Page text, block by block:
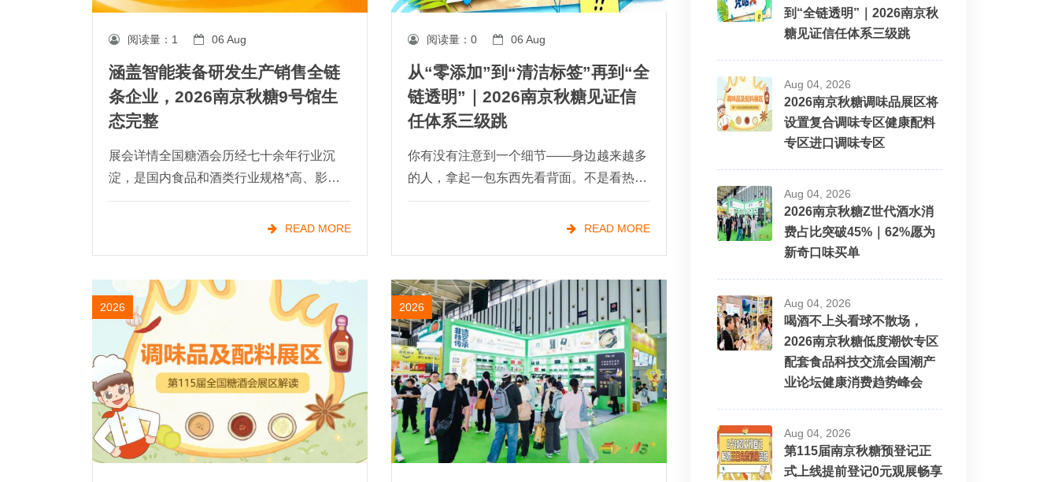
阅读量： 1 06 Aug
涵盖智能装备研发生产销售全链
条企业，2026南京秋糖9号馆生
态完整
展会详情全国糖酒会历经七十余年行业沉
淀，是国内食品和酒类行业规格*高、影响
力**的专业展会平台之一。食品机械作为展
会的核心支撑板块，多年来始终聚焦食品加
READ MORE
阅读量： 0 06 Aug
从“零添加”到“清洁标签”再到“全
链透明”｜2026南京秋糖见证信
任体系三级跳
你有没有注意到一个细节——身边越来越多
的人，拿起一包东西先看背面。不是看热
量，不是看营养成分，而是盯着配料表认真
琢磨。大家现在就想知道一件事：我吃的这
READ MORE
2026 2026
到“全链透明”｜2026南京秋
糖见证信任体系三级跳
Aug 04, 2026
2026南京秋糖调味品展区将
设置复合调味专区健康配料
专区进口调味专区
Aug 04, 2026
2026南京秋糖Z世代酒水消
费占比突破45%｜62%愿为
新奇口味买单
Aug 04, 2026
喝酒不上头看球不散场，
2026南京秋糖低度潮饮专区
配套食品科技交流会国潮产
业论坛健康消费趋势峰会
Aug 04, 2026
第115届南京秋糖预登记正
式上线提前登记0元观展畅享